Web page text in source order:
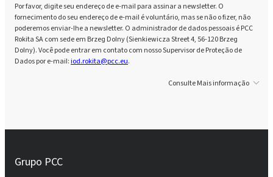
Por favor, digite seu endereço de e-mail para assinar a newsletter. O
fornecimento do seu endereço de e-mail é voluntário, mas se não o fizer, não
poderemos enviar-lhe a newsletter. O administrador de dados pessoais é PCC
Rokita SA com sede em Brzeg Dolny (Sienkiewicza Street 4, 56-120 Brzeg
Dolny). Você pode entrar em contato com nosso Supervisor de Proteção de
Dados por e-mail:iod.rokita@pcc.eu.
Consulte Mais informação
Grupo PCC